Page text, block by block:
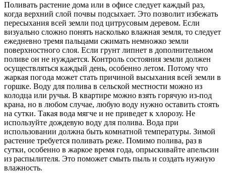
Поливать растение дома или в офисе следует каждый раз,
когда верхний слой почвы подсыхает. Это позволит избежать
пересыхания всей земли под цитрусовым деревом. Если
визуально сложно понять насколько влажная земля, то следует
ежедневно тремя пальцами сжимать немножко земли
поверхностного слоя. Если грунт липнет в дополнительном
поливе он не нуждается. Контроль состояния земли должен
осуществляться каждый день, особенно летом. Потому что
жаркая погода может стать причиной высыхания всей земли в
горшке. Воду для полива в сельской местности можно из
колодца или ручья. В квартире можно взять горячую из-под
крана, но в любом случае, любую воду нужно оставить стоять
на сутки. Такая вода мягче и не приведет к хлорозу. Не
используйте дождевую воду для полива. Вода при
использовании должна быть комнатной температуры. Зимой
растение требуется поливать реже. Помимо полива, раз в
сутки, особенно в жаркое время года, опрыскивайте апельсин
из распылителя. Это поможет смыть пыль и создать нужную
влажность.